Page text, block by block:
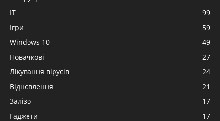
IT
99
Ігри
59
Windows 10
49
Новачкові
27
Лікування вірусів
24
Відновлення
21
Залізо
17
Гаджети
17